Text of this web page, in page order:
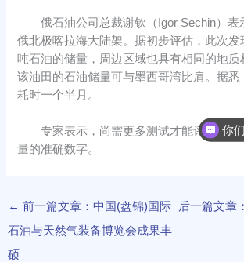
俄石油公司总裁谢钦（Igor Sechin）表
俄北极喀拉海大陆架。据初步评估，此次发
吨石油的储量，周边区域也具有相同的地
该油田的石油储量可与墨西哥湾比肩。据悉
耗时一个半月。
专家表示，尚需更多测试才能评估出该
量的准确数字。
← 前一篇文章：中国(盘锦)国际
石油与天然气装备博览会成果丰
硕
后一篇文章
你